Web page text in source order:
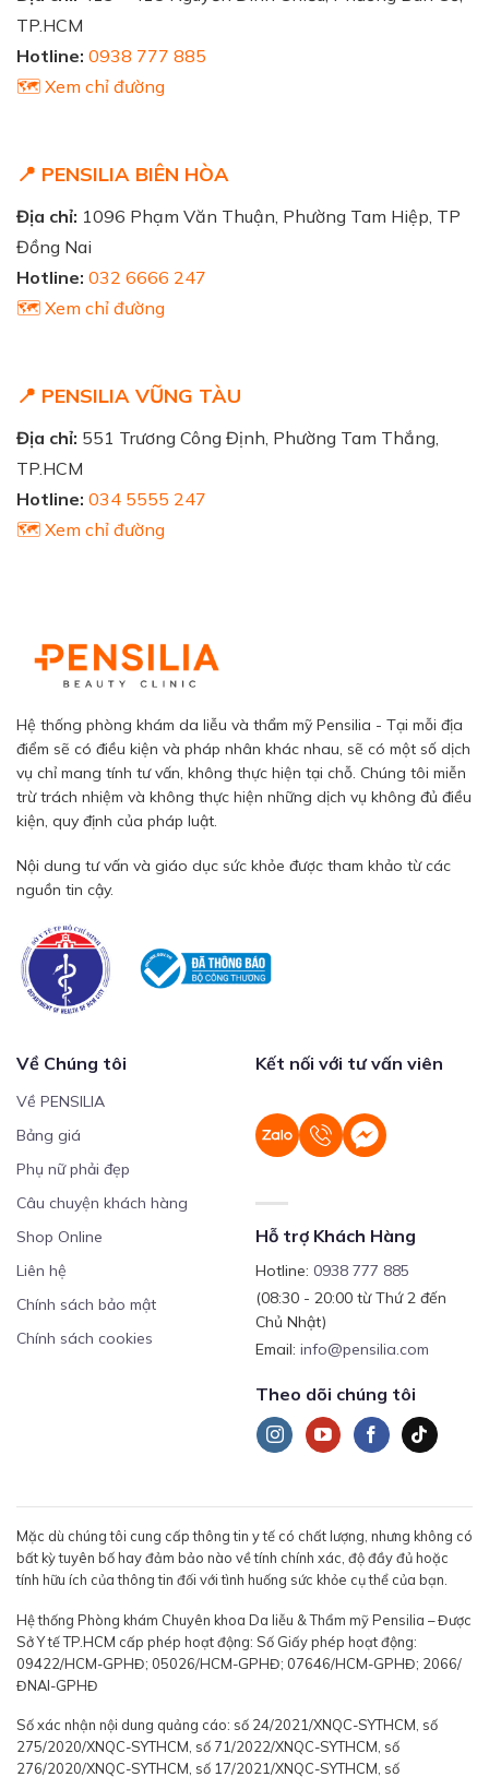
TP.HCM
Hotline: 0938 777 885
🗺️ Xem chỉ đường
📍 PENSILIA BIÊN HÒA
Địa chỉ: 1096 Phạm Văn Thuận, Phường Tam Hiệp, TP
Đồng Nai
Hotline: 032 6666 247
🗺️ Xem chỉ đường
📍 PENSILIA VŨNG TÀU
Địa chỉ: 551 Trương Công Định, Phường Tam Thắng,
TP.HCM
Hotline: 034 5555 247
🗺️ Xem chỉ đường
Hệ thống phòng khám da liễu và thẩm mỹ Pensilia - Tại mỗi địa
điểm sẽ có điều kiện và pháp nhân khác nhau, sẽ có một số dịch
vụ chỉ mang tính tư vấn, không thực hiện tại chỗ. Chúng tôi miễn
trừ trách nhiệm và không thực hiện những dịch vụ không đủ điều
kiện, quy định của pháp luật.
Nội dung tư vấn và giáo dục sức khỏe được tham khảo từ các
nguồn tin cậy.
Về Chúng tôi
Về PENSILIA
Bảng giá
Phụ nữ phải đẹp
Câu chuyện khách hàng
Shop Online
Liên hệ
Chính sách bảo mật
Chính sách cookies
Kết nối với tư vấn viên
Hỗ trợ Khách Hàng
Hotline: 0938 777 885
(08:30 - 20:00 từ Thứ 2 đến
Chủ Nhật)
Email: info@pensilia.com
Theo dõi chúng tôi
Mặc dù chúng tôi cung cấp thông tin y tế có chất lượng, nhưng không có
bất kỳ tuyên bố hay đảm bảo nào về tính chính xác, độ đầy đủ hoặc
tính hữu ích của thông tin đối với tình huống sức khỏe cụ thể của bạn.
Hệ thống Phòng khám Chuyên khoa Da liễu & Thẩm mỹ Pensilia – Được
Sở Y tế TP.HCM cấp phép hoạt động: Số Giấy phép hoạt động:
09422/HCM-GPHĐ; 05026/HCM-GPHĐ; 07646/HCM-GPHĐ; 2066/
ĐNAI-GPHĐ
Số xác nhận nội dung quảng cáo: số 24/2021/XNQC-SYTHCM, số
275/2020/XNQC-SYTHCM, số 71/2022/XNQC-SYTHCM, số
276/2020/XNQC-SYTHCM, số 17/2021/XNQC-SYTHCM, số